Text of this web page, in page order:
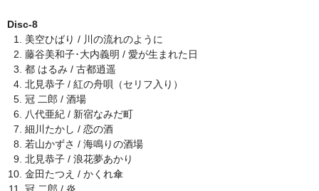
Disc-8
美空ひばり / 川の流れのように
藤谷美和子･大内義明 / 愛が生まれた日
都 はるみ / 古都逍遥
北見恭子 / 紅の舟唄（セリフ入り）
冠 二郎 / 酒場
八代亜紀 / 新宿なみだ町
細川たかし / 恋の酒
若山かずさ / 海鳴りの酒場
北見恭子 / 浪花夢あかり
金田たつえ / かくれ傘
冠 二郎 / 炎